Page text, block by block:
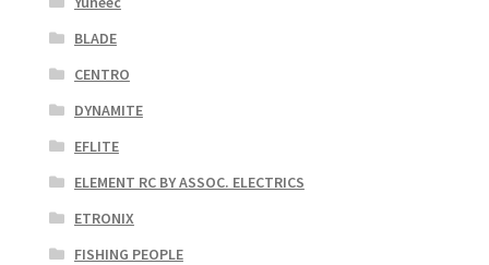
BLADE
CENTRO
DYNAMITE
EFLITE
ELEMENT RC BY ASSOC. ELECTRICS
ETRONIX
FISHING PEOPLE